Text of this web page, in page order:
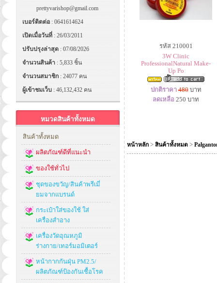
prettyvarishop@gmail.com
เบอร์ติดต่อ : 0641614624
เปิดเมื่อวันที่ : 26/03/2011
ปรับปรุงล่าสุด : 07/08/2026
จำนวนสินค้า : 5,833 ชิ้น
จำนวนสมาชิก : 24077 คน
ผู้เข้าชมเว็บ : 46,132,432 คน
หมวดสินค้าทั้งหมด
สินค้าทั้งหมด
ผลิตภัณฑ์ดีที่แนะนำ
ของใช้ทั่วไป
ชุดของขวัญ/สินค้าพรีเมี่
ยมจากแบรนด์
กระเป๋าใส่ของใช้ ใส่
เครื่องสำอาง
เครื่องวัดอุณหภูมิ
ร่างกาย/เทอร์มอมิเตอร์
หน้ากากกันฝุ่น PM2.5/
ผลิตภัณฑ์ป้องกันเชื้อโรค
รหัส 210001
3W Clinic
ProfessionalNatural Make-
Up Po
ปกติราคา 480บาท
ลดเหลือ 250 บาท
หน้าหลัก > สินค้าทั้งหมด >